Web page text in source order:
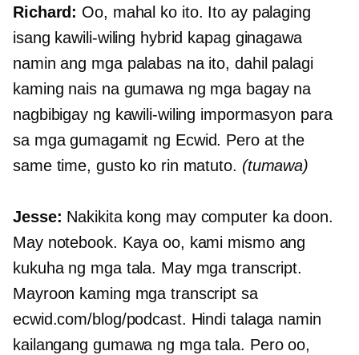
Richard: Oo, mahal ko ito. Ito ay palaging
isang kawili-wiling hybrid kapag ginagawa
namin ang mga palabas na ito, dahil palagi
kaming nais na gumawa ng mga bagay na
nagbibigay ng kawili-wiling impormasyon para
sa mga gumagamit ng Ecwid. Pero at the
same time, gusto ko rin matuto. (tumawa)
Jesse: Nakikita kong may computer ka doon.
May notebook. Kaya oo, kami mismo ang
kukuha ng mga tala. May mga transcript.
Mayroon kaming mga transcript sa
ecwid.com/blog/podcast. Hindi talaga namin
kailangang gumawa ng mga tala. Pero oo,